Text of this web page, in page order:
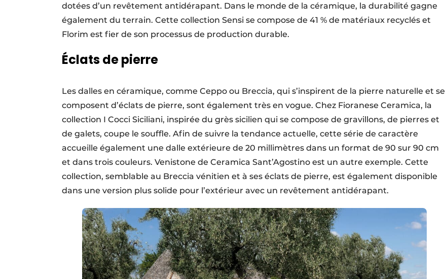
dotées d’un revêtement antidérapant. Dans le monde de la céramique, la durabilité gagne
également du terrain. Cette collection Sensi se compose de 41 % de matériaux recyclés et
Florim est fier de son processus de production durable.
Éclats de pierre
Les dalles en céramique, comme Ceppo ou Breccia, qui s’inspirent de la pierre naturelle et se
composent d’éclats de pierre, sont également très en vogue. Chez Fioranese Ceramica, la
collection I Cocci Siciliani, inspirée du grès sicilien qui se compose de gravillons, de pierres et
de galets, coupe le souffle. Afin de suivre la tendance actuelle, cette série de caractère
accueille également une dalle extérieure de 20 millimètres dans un format de 90 sur 90 cm
et dans trois couleurs. Venistone de Ceramica Sant’Agostino est un autre exemple. Cette
collection, semblable au Breccia vénitien et à ses éclats de pierre, est également disponible
dans une version plus solide pour l’extérieur avec un revêtement antidérapant.